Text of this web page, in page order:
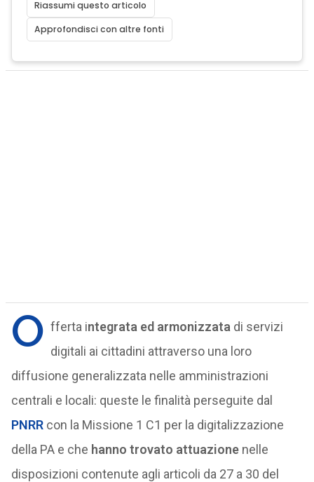
Riassumi questo articolo
Approfondisci con altre fonti
O fferta integrata ed armonizzata di servizi
digitali ai cittadini attraverso una loro
diffusione generalizzata nelle amministrazioni
centrali e locali: queste le finalità perseguite dal
PNRRcon la Missione 1 C1 per la digitalizzazione
della PA e che hanno trovato attuazionenelle
disposizioni contenute agli articoli da 27 a 30 del